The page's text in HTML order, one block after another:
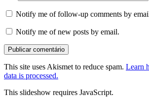
Notify me of follow-up comments by
Notify me of new posts by email.
This site uses Akismet to reduce spam. Learn
data is processed.
This slideshow requires JavaScript.